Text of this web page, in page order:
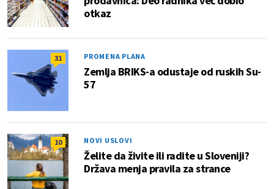
otkaz
31 PROMENA PLANA
Zemlja BRIKS-a odustaje od ruskih Su-
57
10 NOVI USLOVI
Želite da živite ili radite u Sloveniji?
Država menja pravila za strance